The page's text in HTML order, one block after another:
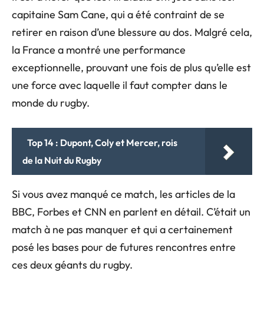
capitaine Sam Cane, qui a été contraint de se
retirer en raison d’une blessure au dos. Malgré cela,
la France a montré une performance
exceptionnelle, prouvant une fois de plus qu’elle est
une force avec laquelle il faut compter dans le
monde du rugby.
Top 14 : Dupont, Coly et Mercer, rois
de la Nuit du Rugby
Si vous avez manqué ce match, les articles de la
BBC, Forbes et CNN en parlent en détail. C’était un
match à ne pas manquer et qui a certainement
posé les bases pour de futures rencontres entre
ces deux géants du rugby.